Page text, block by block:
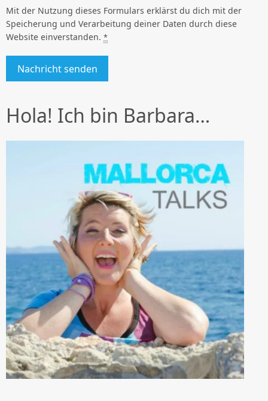
Mit der Nutzung dieses Formulars erklärst du dich mit der
Speicherung und Verarbeitung deiner Daten durch diese
Website einverstanden. *
Hola! Ich bin Barbara…